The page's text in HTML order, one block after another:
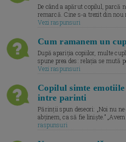
De când a apărut copilul, parcă
remarcă. Cine s-a trezit din nou
Vezi raspunsuri
Cum ramanem un
După apariția copiilor, multe
spune prea des: relația se mută
Vezi raspunsuri
Copilul simte
intre parinti
Părinții spun deseori: „Noi nu
abținem, ca să fie liniște.”
raspunsuri